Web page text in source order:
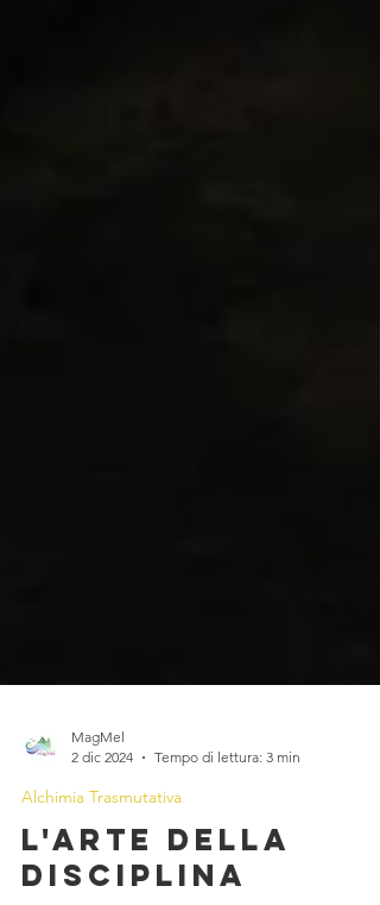
2 dic 2024
Tempo di lettura: 3 min
Alchimia Trasmutativa